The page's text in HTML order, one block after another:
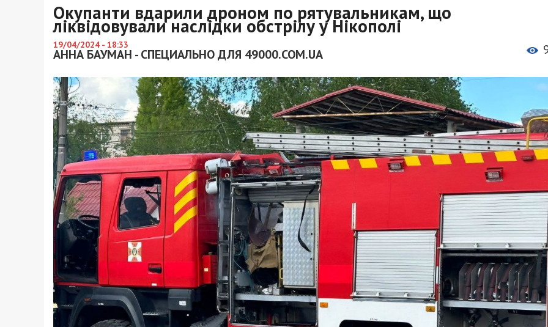
Окупанти вдарили дроном по рятувальникам, що
ліквідовували наслідки обстрілу у Нікополі
19/04/2024 - 18:33
АННА БАУМАН - СПЕЦИАЛЬНО ДЛЯ 49000.COM.UA